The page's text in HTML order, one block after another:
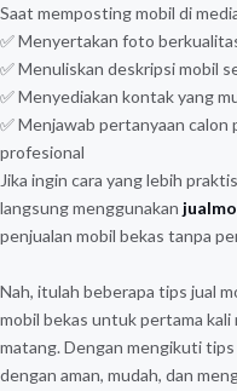
Saat memposting mobil di
✅ Menyertakan foto
✅ Menuliskan deskripsi mobil
✅ Menyediakan kontak yang
✅ Menjawab pertanyaan
profesional
Jika ingin cara yang lebih
langsung menggunakan
penjualan mobil bekas tanpa
Nah, itulah beberapa tips jual
mobil bekas untuk pertama
matang. Dengan mengikuti
dengan aman, mudah, dan